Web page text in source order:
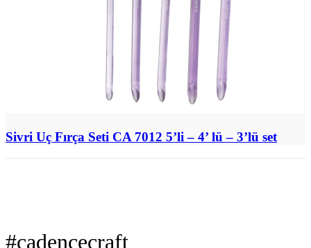
Sivri Uç Fırça Seti CA 7012 5’li – 4’ lü – 3’lü set
#cadencecraft